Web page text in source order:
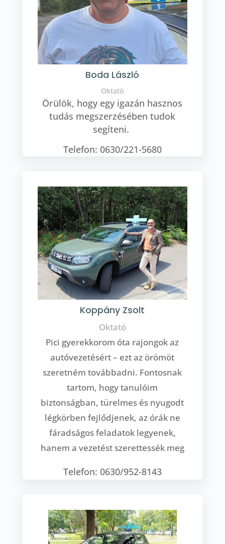
Boda László
Oktató
Örülök, hogy egy igazán hasznos
tudás megszerzésében tudok
segíteni.
Telefon: 0630/221-5680
Koppány Zsolt
Oktató
Pici gyerekkorom óta rajongok az
autóvezetésért – ezt az örömöt
szeretném továbbadni. Fontosnak
tartom, hogy tanulóim
biztonságban, türelmes és nyugodt
légkörben fejlődjenek, az órák ne
fáradságos feladatok legyenek,
hanem a vezetést szerettessék meg
Telefon: 0630/952-8143